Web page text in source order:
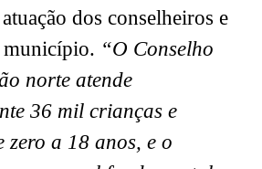
dos conselheiros e
município. “O Conselho
norte atende
36 mil crianças e
zero a 18 anos, e o